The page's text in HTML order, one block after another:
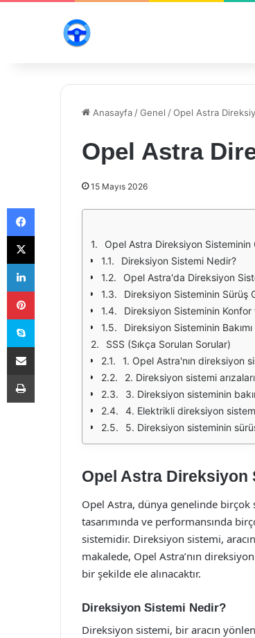
Anasayfa /Genel /Opel Astra
Opel Astra
15 Mayıs 2026
Opel Astra Direksiyon Sisteminin
Direksiyon Sistemi Nedir?
Opel Astra'da Direksiyon
Direksiyon Sisteminin Sürüş
Direksiyon Sisteminin Konfor
Direksiyon Sisteminin
SSS (Sıkça Sorulan Sorular)
1. Opel Astra'nın direksiyon
2. Direksiyon sistemi arızaları
3. Direksiyon sisteminin
4. Elektrikli direksiyon
5. Direksiyon sisteminin
Opel Astra Direksiyon
Opel Astra, dünya genelinde
tasarımında ve performansında
sistemidir. Direksiyon sistemi,
makalede, Opel Astra’nın
bir şekilde ele alınacaktır.
Direksiyon Sistemi Nedir?
Direksiyon sistemi, bir aracın
Facebook
X
LinkedIn
Pinterest
Skype
E-Posta ile paylaş